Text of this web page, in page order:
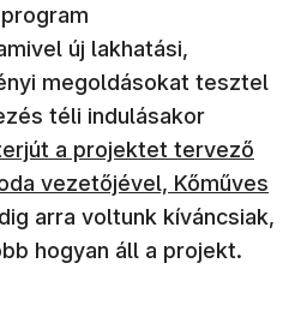
új lakhatási,
megoldásokat tesztel
téli indulásakor(új
a projektet tervező
vezetőjével, Kőműves
arra voltunk kíváncsiak,
hogyan áll a projekt.